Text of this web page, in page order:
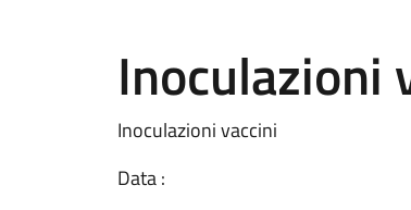
Inoculazioni
Inoculazioni vaccini
Data :